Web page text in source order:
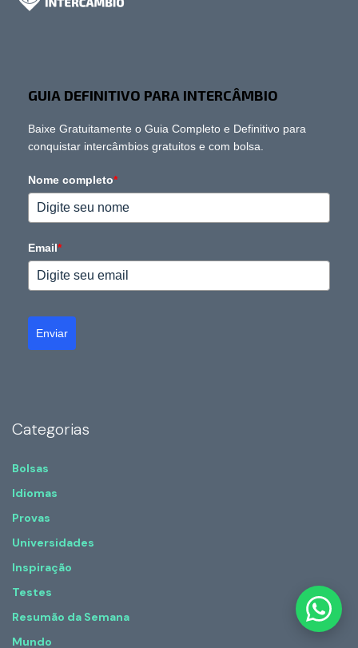
GUIA DEFINITIVO PARA INTERCÂMBIO
Baixe Gratuitamente o Guia Completo e Definitivo para
conquistar intercâmbios gratuitos e com bolsa.
Nome completo*
Email*
Enviar
Categorias
Bolsas
Idiomas
Provas
Universidades
Inspiração
Testes
Resumão da Semana
Mundo